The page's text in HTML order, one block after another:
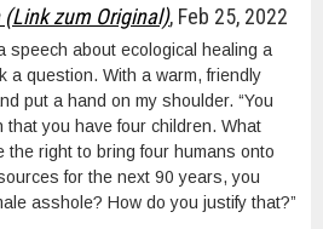
(Link zum Original), Feb 25, 2022
speech about ecological healing a
a question. With a warm, friendly
put a hand on my shoulder. “You
that you have four children. What
the right to bring four humans onto
for the next 90 years, you
asshole? How do you justify that?”